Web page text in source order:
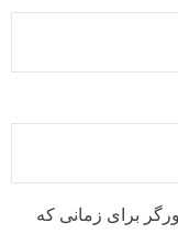
برای زمانی که